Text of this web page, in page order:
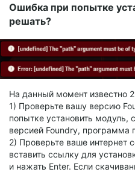
Ошибка при попытке
решать?
На данный момент известно
1) Проверьте вашу версию
попытке установить модуль,
версией Foundry, программа
2) Проверьте ваше интернет
вставить ссылку для
и нажать Enter. Если